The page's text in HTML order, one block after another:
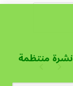
نشرة منتظمة